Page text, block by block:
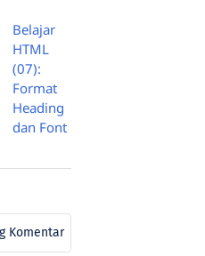
Belajar
HTML
(07):
Format
Heading
dan Font